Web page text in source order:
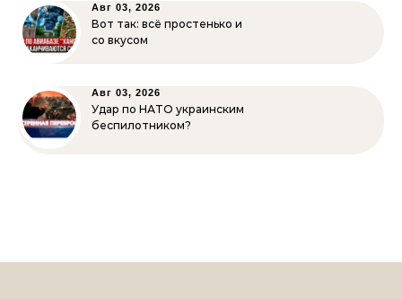
Авг 03, 2026
Вот так: всё простенько и
со вкусом
Авг 03, 2026
Удар по НАТО украинским
беспилотником?